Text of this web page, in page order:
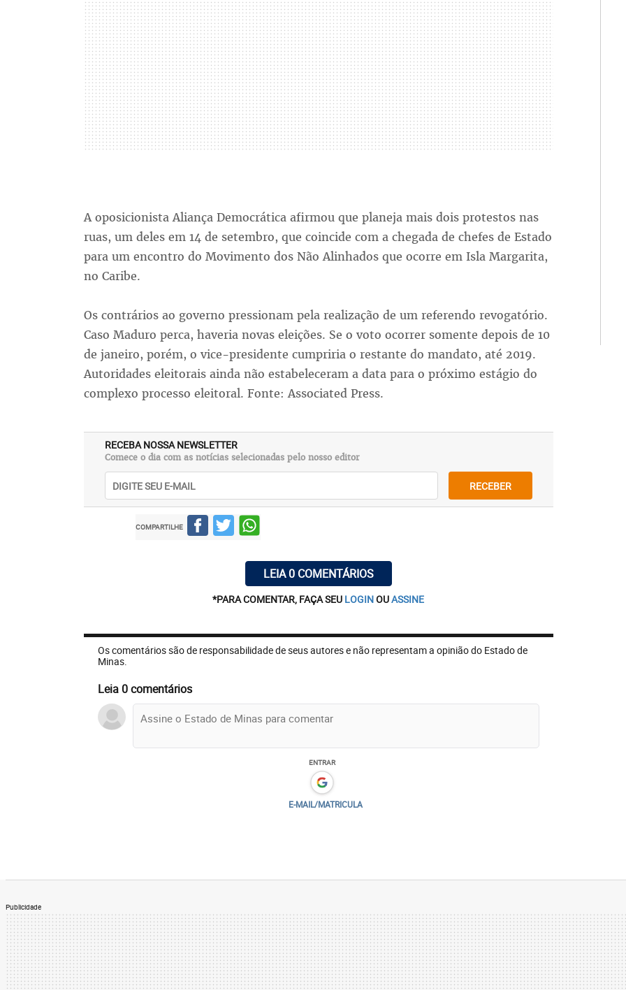
A oposicionista Aliança Democrática afirmou que planeja mais dois protestos nas
ruas, um deles em 14 de setembro, que coincide com a chegada de chefes de Estado
para um encontro do Movimento dos Não Alinhados que ocorre em Isla Margarita,
no Caribe.
Os contrários ao governo pressionam pela realização de um referendo revogatório.
Caso Maduro perca, haveria novas eleições. Se o voto ocorrer somente depois de 10
de janeiro, porém, o vice-presidente cumpriria o restante do mandato, até 2019.
Autoridades eleitorais ainda não estabeleceram a data para o próximo estágio do
complexo processo eleitoral. Fonte: Associated Press.
RECEBA NOSSA NEWSLETTER
Comece o dia com as notícias selecionadas pelo nosso editor
RECEBER
COMPARTILHE
LEIA 0 COMENTÁRIOS
*PARA COMENTAR, FAÇA SEU LOGINOUASSINE
Os comentários são de responsabilidade de seus autores e não representam a opinião do Estado de
Minas.
Leia 0 comentários
ENTRAR
E-MAIL/MATRICULA
Publicidade